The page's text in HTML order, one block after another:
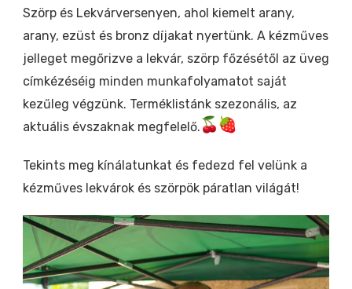
Szörp és Lekvárversenyen, ahol kiemelt arany,
arany, ezüst és bronz díjakat nyertünk. A kézműves
jelleget megőrizve a lekvár, szörp főzésétől az üveg
címkézéséig minden munkafolyamatot saját
kezűleg végzünk. Terméklistánk szezonális, az
aktuális évszaknak megfelelő.
Tekints meg kínálatunkat és fedezd fel velünk a
kézműves lekvárok és szörpök páratlan világát!